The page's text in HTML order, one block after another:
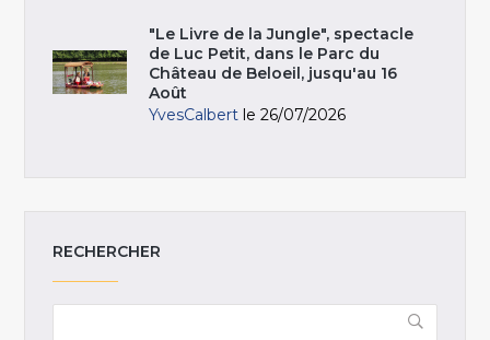
"Le Livre de la Jungle", spectacle
de Luc Petit, dans le Parc du
Château de Beloeil, jusqu'au 16
Août
YvesCalbert le 26/07/2026
RECHERCHER